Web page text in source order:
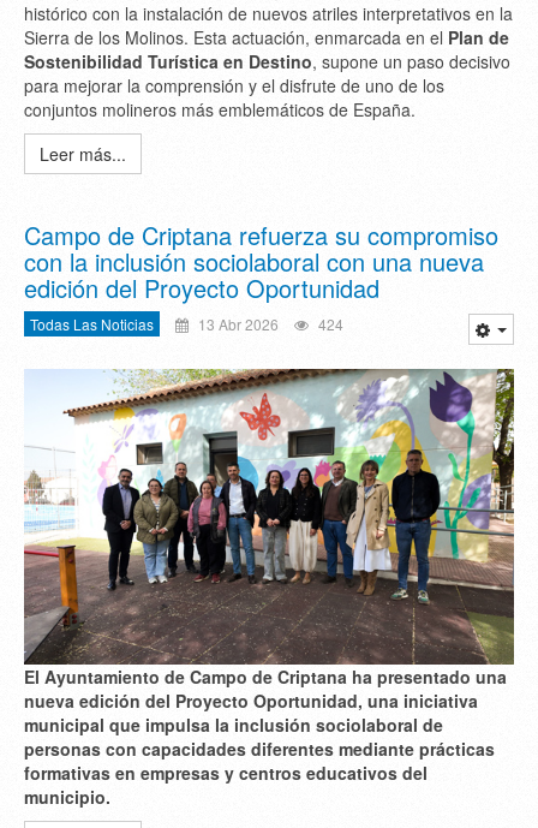
histórico con la instalación de nuevos atriles interpretativos en la
Sierra de los Molinos. Esta actuación, enmarcada en el Plan de
Sostenibilidad Turística en Destino, supone un paso decisivo
para mejorar la comprensión y el disfrute de uno de los
conjuntos molineros más emblemáticos de España.
Leer más...
Campo de Criptana refuerza su compromiso
con la inclusión sociolaboral con una nueva
edición del Proyecto Oportunidad
Todas Las Noticias 13 Abr 2026 424
El Ayuntamiento de Campo de Criptana ha presentado una
nueva edición del Proyecto Oportunidad, una iniciativa
municipal que impulsa la inclusión sociolaboral de
personas con capacidades diferentes mediante prácticas
formativas en empresas y centros educativos del
municipio.